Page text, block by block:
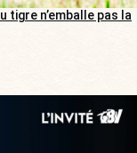
tigre n’emballe pas la